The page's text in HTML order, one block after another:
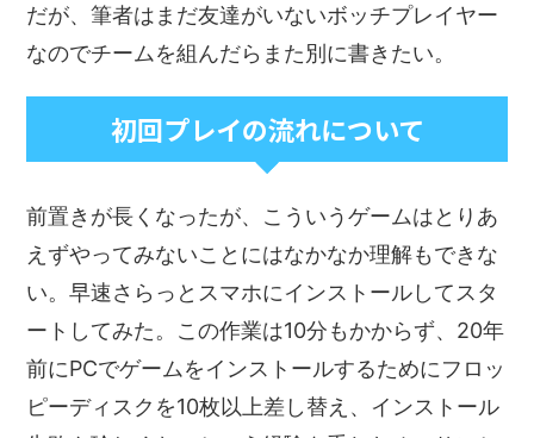
だが、筆者はまだ友達がいないボッチプレイヤー
なのでチームを組んだらまた別に書きたい。
初回プレイの流れについて
前置きが長くなったが、こういうゲームはとりあ
えずやってみないことにはなかなか理解もできな
い。早速さらっとスマホにインストールしてスタ
ートしてみた。この作業は10分もかからず、20年
前にPCでゲームをインストールするためにフロッ
ピーディスクを10枚以上差し替え、インストール